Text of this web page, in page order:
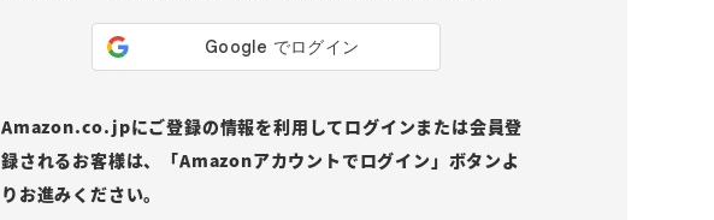
Amazon.co.jpにご登録の情報を利用してログインまたは会員登
録されるお客様は、「Amazonアカウントでログイン」ボタンよ
りお進みください。